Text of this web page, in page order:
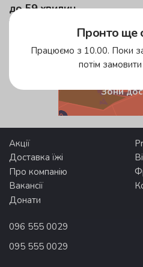
до 59 хвилин
у жовтій зоні
безкоштовна доставка
від 500 грн
Зони
Акції
Доставка їжі
Про компанію
Вакансії
Донати
096 555 0029
095 555 0029
Пронто ще
Працюємо з 10.00. Поки
потім